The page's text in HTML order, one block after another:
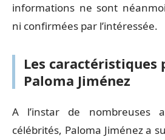
informations ne sont
ni confirmées par l’intéressée.
Les caractéristiques
Paloma Jiménez
A l’instar de nombreuses
célébrités, Paloma Jiménez a